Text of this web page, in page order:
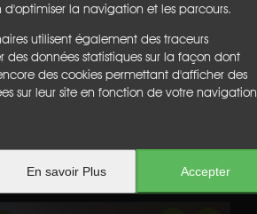
d'optimiser la navigation et les parcours.
utilisent également des traceurs
données statistiques sur la façon dont
des cookies permettant d'afficher des
sur leur site en fonction de votre navigation
En savoir Plus Accepter